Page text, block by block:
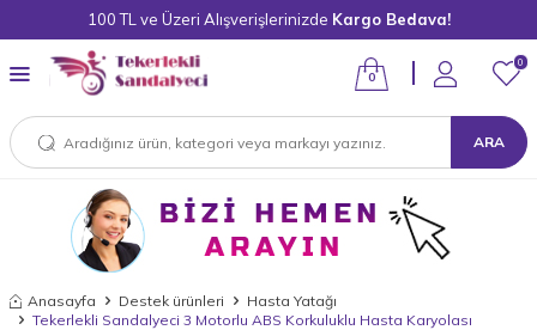
100 TL ve Üzeri Alışverişlerinizde Kargo Bedava!
ARA
0
0
Anasayfa Destek ürünleri
Hasta Yatağı
Tekerlekli Sandalyeci 3 Motorlu ABS Korkuluklu Hasta Karyolası